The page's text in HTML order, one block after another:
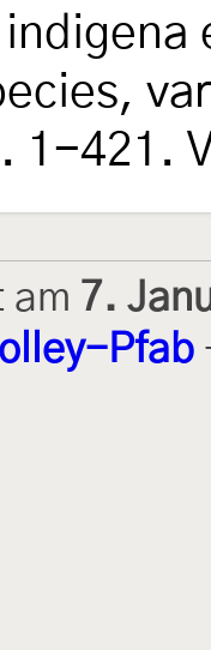
1-421.
am 7.
Pfab